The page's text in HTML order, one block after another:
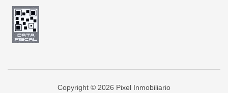
Copyright © 2026 Pixel Inmobiliario